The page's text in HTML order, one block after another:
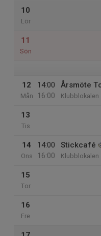
10
Lör
11
Sön
12
Mån
14:00
16:00
Årsmöte
Klubblokalen
13
Tis
14
Ons
14:00
16:00
Stickcafé
Klubblokalen
15
Tor
16
Fre